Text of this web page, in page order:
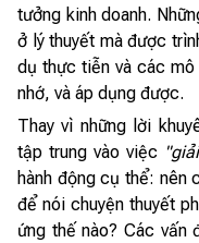
tưởng kinh doanh.
ở lý thuyết mà được
dụ thực tiễn và các
nhớ, và áp dụng được.
Thay vì những lời
tập trung vào việc
hành động cụ thể: nên
để nói chuyện thuyết
ứng thế nào? Các